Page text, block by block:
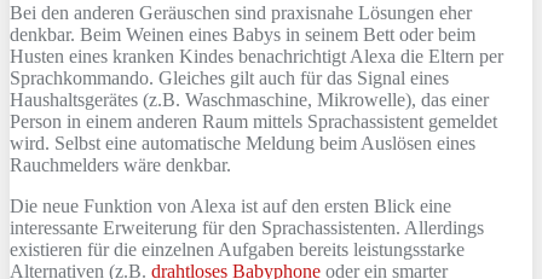
Bei den anderen Geräuschen sind praxisnahe Lösungen eher
denkbar. Beim Weinen eines Babys in seinem Bett oder beim
Husten eines kranken Kindes benachrichtigt Alexa die Eltern per
Sprachkommando. Gleiches gilt auch für das Signal eines
Haushaltsgerätes (z.B. Waschmaschine, Mikrowelle), das einer
Person in einem anderen Raum mittels Sprachassistent gemeldet
wird. Selbst eine automatische Meldung beim Auslösen eines
Rauchmelders wäre denkbar.
Die neue Funktion von Alexa ist auf den ersten Blick eine
interessante Erweiterung für den Sprachassistenten. Allerdings
existieren für die einzelnen Aufgaben bereits leistungsstarke
Alternativen (z.B. drahtloses Babyphone oder ein smarter